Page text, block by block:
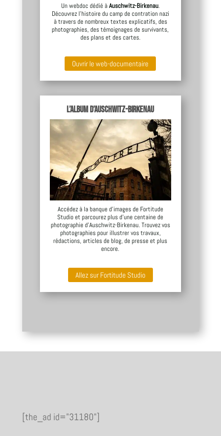
Un webdoc dédié àAuschwitz-Birkenau.
Découvrez l’histoire du camp de contration nazi
à travers de nombreux textes explicatifs, des
photographies, des témoignages de survivants,
des plans et des cartes.
Ouvrir le web-documentaire
L’album d’Auschwitz-Birkenau
Accédez à la banque d’images de Fortitude
Studio et parcourez plus d’une centaine de
photographie d’Auschwitz-Birkenau. Trouvez vos
photographies pour illustrer vos travaux,
rédactions, articles de blog, de presse et plus
encore.
Allez sur Fortitude Studio
[the_ad id="31180"]